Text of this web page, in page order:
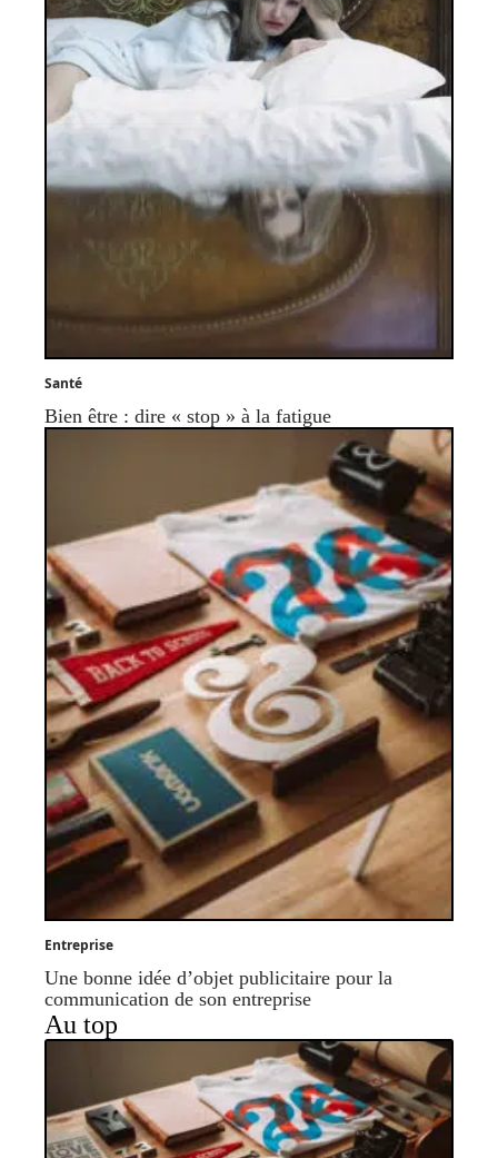
Santé
Bien être : dire « stop » à la fatigue
Entreprise
Une bonne idée d’objet publicitaire pour la
communication de son entreprise
Au top